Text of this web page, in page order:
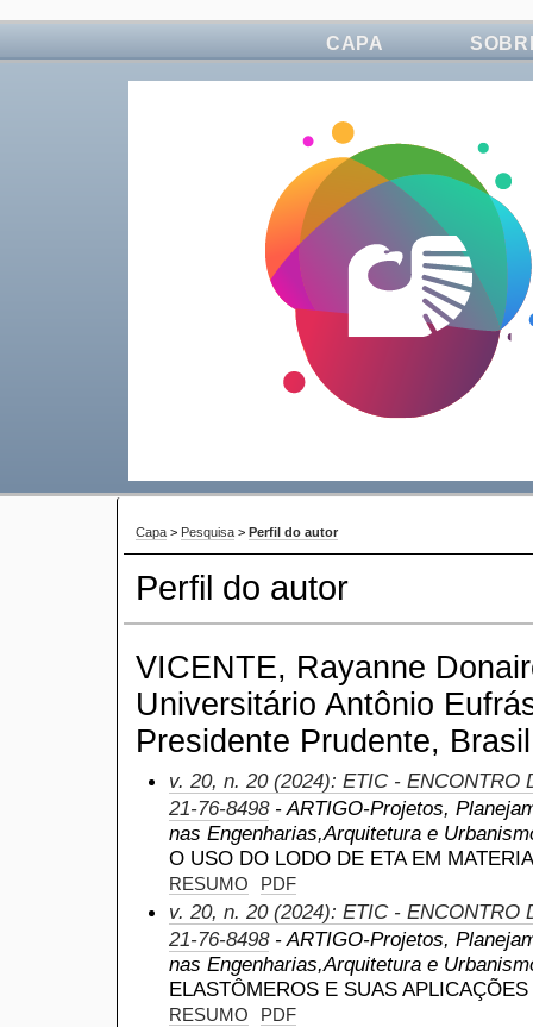
CAPA
Capa > Pesquisa > Perfil do autor
Perfil do autor
VICENTE, Rayanne
Universitário Antônio
Presidente Prudente, Brasil
v. 20, n. 20 (2024): ETIC - ENCONTRO
21-76-8498- ARTIGO-Projetos,
nas Engenharias,Arquitetura e
O USO DO LODO DE ETA EM
RESUMO PDF
v. 20, n. 20 (2024): ETIC - ENCONTRO
21-76-8498- ARTIGO-Projetos,
nas Engenharias,Arquitetura e
ELASTÔMEROS E SUAS
RESUMO PDF